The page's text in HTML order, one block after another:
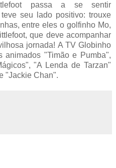
passa a se sentir
seu lado positivo: trouxe
entre eles o golfinho Mo,
que deve acompanhar
jornada! A TV Globinho
animados "Timão e Pumba",
"A Lenda de Tarzan"
"Jackie Chan".